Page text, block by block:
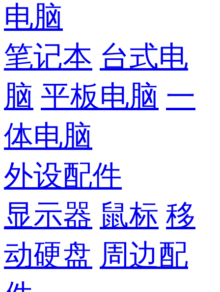
电脑
笔记本 台式电
脑 平板电脑 一
体电脑
外设配件
显示器 鼠标 移
动硬盘 周边配